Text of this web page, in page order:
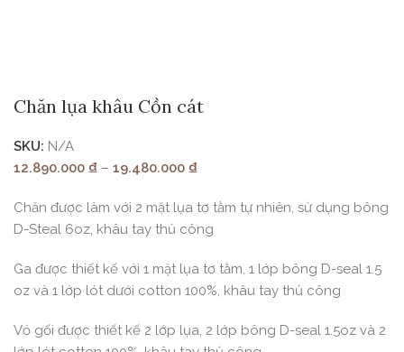
Chăn lụa khâu Cồn cát
SKU: N/A
12.890.000 ₫ – 19.480.000 ₫
Chăn được làm với 2 mặt lụa tơ tằm tự nhiên, sử dụng bông
D-Steal 6oz, khâu tay thủ công
Ga được thiết kế với 1 mặt lụa tơ tằm, 1 lớp bông D-seal 1.5
oz và 1 lớp lót dưới cotton 100%, khâu tay thủ công
Vỏ gối được thiết kế 2 lớp lụa, 2 lớp bông D-seal 1.5oz và 2